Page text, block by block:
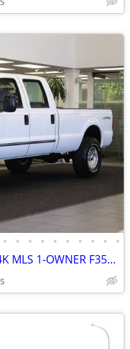
• • • • • • • • • •
1999 FORD F-350 7.3L 6-SPEED 34K MLS 1-OWNER F350 F250 2000 2001 2002